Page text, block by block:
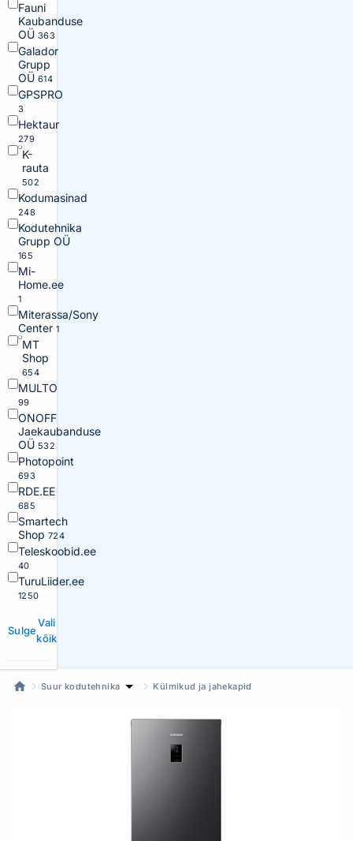
Fauni
Kaubanduse
OÜ 363
Galador
Grupp
OÜ 614
GPSPRO
3
Hektaur
279
K-
rauta
502
Kodumasinad
248
Kodutehnika
Grupp OÜ
165
Mi-
Home.ee
1
Miterassa/Sony
Center 1
MT
Shop
654
MULTO
99
ONOFF
Jaekaubanduse
OÜ 532
Photopoint
693
RDE.EE
685
Smartech
Shop 724
Teleskoobid.ee
40
TuruLiider.ee
1250
Sulge
Vali
kõik
Suur kodutehnika Külmikud ja jahekapid